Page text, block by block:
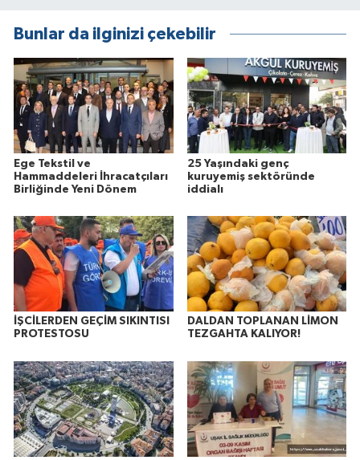
Bunlar da ilginizi çekebilir
Ege Tekstil ve
Hammaddeleri İhracatçıları
Birliğinde Yeni Dönem
25 Yaşındaki genç
kuruyemiş sektöründe
iddialı
İŞCİLERDEN GEÇİM SIKINTISI
PROTESTOSU
DALDAN TOPLANAN LİMON
TEZGAHTA KALIYOR!